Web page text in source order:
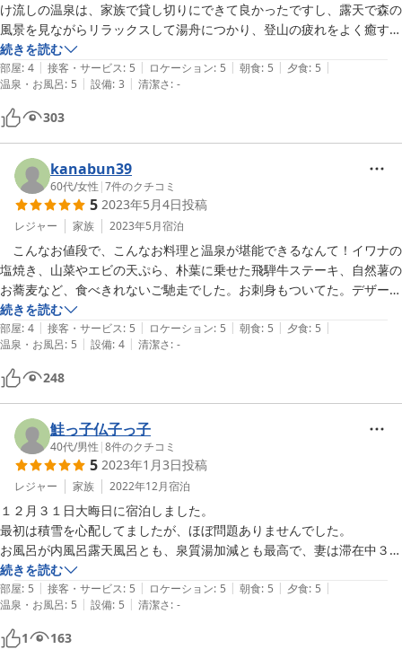
け流しの温泉は、家族で貸し切りにできて良かったですし、露天で森の
風景を見ながらリラックスして湯舟につかり、登山の疲れをよく癒すこ
とができました。夕食は飛騨牛のステーキがメインですが、お刺身やし
ゃぶしゃぶもあり、どれも大変美味しかったですし、量も充分すぎるく
らいで大変満足でした。フトンもふかふかで寝心地よかったです。また
いつか利用させていただきたいです。
続きを読む
部屋: 4 | 接客・サービス: 5 | ロケーション: 5 | 朝食: 5 | 夕食: 5 |
温泉・お風呂: 5 | 設備: 3 | 清潔さ: -
303
kanabun39
60代/女性 |7件のクチコミ
5 2023年5月4日投稿
レジャー 家族 2023年5月宿泊
こんなお値段で、こんなお料理と温泉が堪能できるなんて！イワナの
塩焼き、山菜やエビの天ぷら、朴葉に乗せた飛騨牛ステーキ、自然薯の
お蕎麦など、食べきれないご馳走でした。お刺身もついてた。デザート
はお部屋に持ち帰り、お腹がいっぱい過ぎて、朝ごはん前に食べまし
た。サービスもとっても家庭的で温かかったです。温泉もほんのり硫黄
の匂いがして、3つのお風呂楽しめました。露天風呂がとってもよかっ
たです。貸し切りで利用できるので、何回も入って堪能できました。ト
イレが共用なのですが、きれいにしてあるので、私は問題ありまでし
た。こんなお値段でいいのかなと思うくらい。ぜったい、また行こうと
思ってます。
続きを読む
部屋: 4 | 接客・サービス: 5 | ロケーション: 5 | 朝食: 5 | 夕食: 5 |
温泉・お風呂: 5 | 設備: 4 | 清潔さ: -
248
鮭っ子仏子っ子
40代/男性 |8件のクチコミ
5 2023年1月3日投稿
レジャー 家族 2022年12月宿泊
１２月３１日大晦日に宿泊しました。
最初は積雪を心配してましたが、ほぼ問題ありませんでした。
お風呂が内風呂露天風呂とも、泉質湯加減とも最高で、妻は滞在中３回
入浴しました。
飛騨牛のしゃぶしゃぶは申し分無しに美味しかったですが、他の料理や
デザートも美味しかったです。
ご主人と奥さまの人柄の良さに、終始宿泊して良かったと、妻と話して
ました。
続きを読む
部屋: 5 | 接客・サービス: 5 | ロケーション: 5 | 朝食: 5 | 夕食: 5 |
温泉・お風呂: 5 | 設備: 5 | 清潔さ: -
1 163